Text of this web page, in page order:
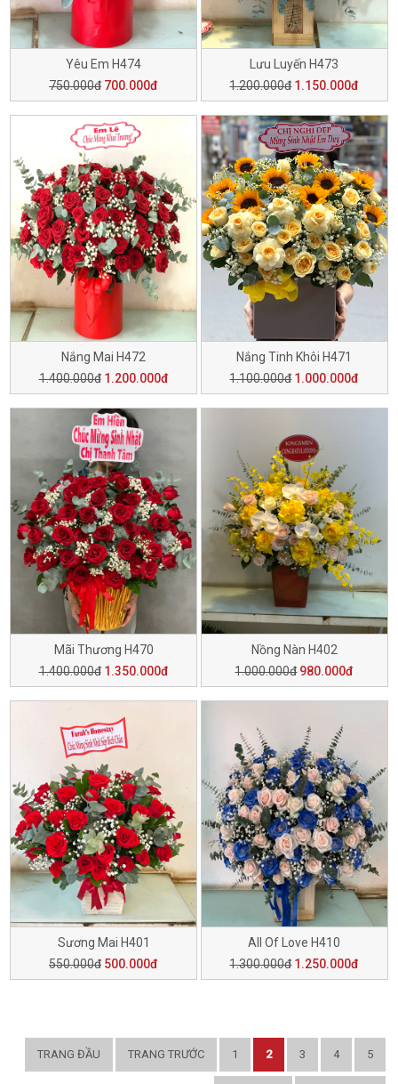
Yêu Em H474
750.000đ 700.000đ
Lưu Luyến H473
1.200.000đ 1.150.000đ
Nắng Mai H472
1.400.000đ 1.200.000đ
Nắng Tinh Khôi H471
1.100.000đ 1.000.000đ
Mãi Thương H470
1.400.000đ 1.350.000đ
Nồng Nàn H402
1.000.000đ 980.000đ
Sương Mai H401
550.000đ 500.000đ
All Of Love H410
1.300.000đ 1.250.000đ
TRANG ĐẦU TRANG TRƯỚC 1 2 3 4 5